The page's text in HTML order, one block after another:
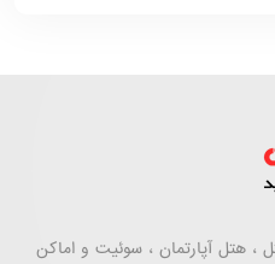
، هتل آپارتمان ، سوئیت و اماکن